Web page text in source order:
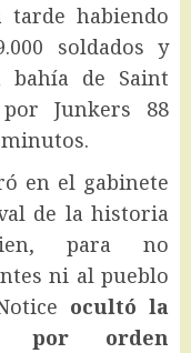
tarde habiendo
soldados y
de Saint
Junkers 88
en el gabinete
de la historia
para no
ni al pueblo
ocultó la
por orden